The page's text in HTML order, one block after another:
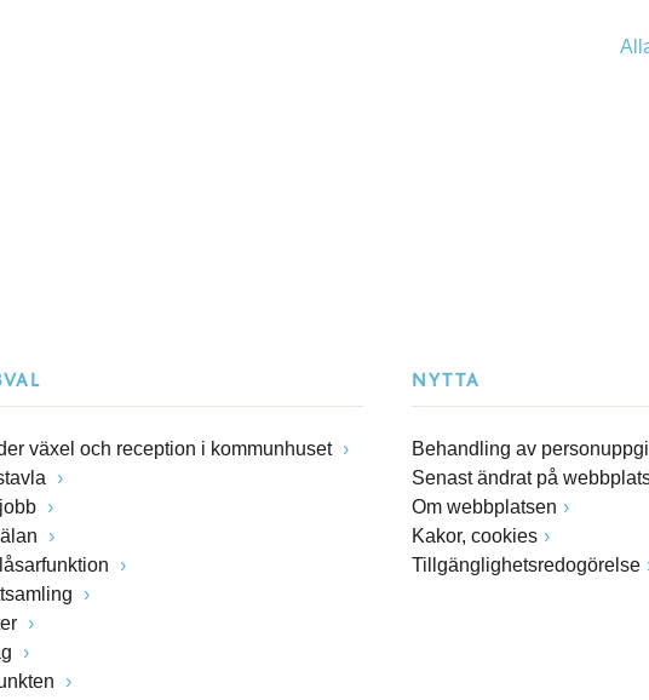
växel och reception i kommunhuset
NYTTA
Behandling av
Senast ändrat på
Om webbplatsen
Kakor, cookies
Tillgänglighetsredogörelse